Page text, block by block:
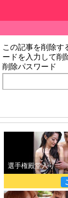
この記事を削除す
ードを入力して削
削除パスワード